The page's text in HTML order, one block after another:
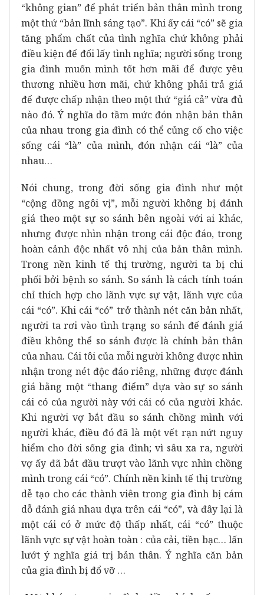
“không gian” để phát triển bản thân mình trong
một thứ “bản lĩnh sáng tạo”. Khi ấy cái “có” sẽ gia
tăng phẩm chất của tình nghĩa chứ không phải
điều kiện để đổi lấy tình nghĩa; người sống trong
gia đình muốn mình tốt hơn mãi để được yêu
thương nhiều hơn mãi, chứ không phải trả giá
để được chấp nhận theo một thứ “giá cả” vừa đủ
nào đó. Ý nghĩa do tầm mức đón nhận bản thân
của nhau trong gia đình có thể củng cố cho việc
sống cái “là” của mình, đón nhận cái “là” của
nhau…
Nói chung, trong đời sống gia đình như một
“cộng đồng ngôi vị”, mỗi người không bị đánh
giá theo một sự so sánh bên ngoài với ai khác,
nhưng được nhìn nhận trong cái độc đáo, trong
hoàn cảnh độc nhất vô nhị của bản thân mình.
Trong nền kinh tế thị trường, người ta bị chi
phối bởi bệnh so sánh. So sánh là cách tính toán
chỉ thích hợp cho lãnh vực sự vật, lãnh vực của
cái “có”. Khi cái “có” trở thành nét căn bản nhất,
người ta rơi vào tình trạng so sánh để đánh giá
điều không thể so sánh được là chính bản thân
của nhau. Cái tôi của mỗi người không được nhìn
nhận trong nét độc đáo riêng, những được đánh
giá bằng một “thang điểm” dựa vào sự so sánh
cái có của người này với cái có của người khác.
Khi người vợ bắt đầu so sánh chồng mình với
người khác, điều đó đã là một vết rạn nứt nguy
hiểm cho đời sống gia đình; vì sâu xa ra, người
vợ ấy đã bắt đầu trượt vào lãnh vực nhìn chồng
mình trong cái “có”. Chính nền kinh tế thị trường
dễ tạo cho các thành viên trong gia đình bị cám
dỗ đánh giá nhau dựa trên cái “có”, và đây lại là
một cái có ở mức độ thấp nhất, cái “có” thuộc
lãnh vực sự vật hoàn toàn : của cải, tiền bạc… lấn
lướt ý nghĩa giá trị bản thân. Ý nghĩa căn bản
của gia đình bị đổ vỡ …